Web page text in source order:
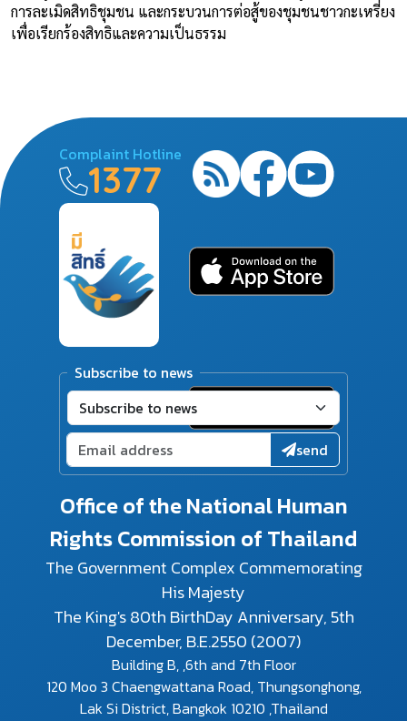
การละเมิดสิทธิชุมชน และกระบวนการต่อสู้ของชุมชนชาวกะเหรี่ยง
เพื่อเรียกร้องสิทธิและความเป็นธรรม
Office of the National Human
Rights Commission of Thailand
The Government Complex Commemorating
His Majesty
The King's 80th BirthDay Anniversary, 5th
December, B.E.2550 (2007)
Building B, ,6th and 7th Floor
120 Moo 3 Chaengwattana Road, Thungsonghong,
Lak Si District, Bangkok 10210 ,Thailand
Complaint Hotline
1377
Subscribe to news
send